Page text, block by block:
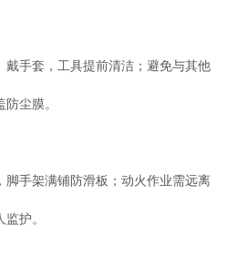
手套，工具提前清洁；避免与其他
尘膜。
手架满铺防滑板；动火作业需远离
护。